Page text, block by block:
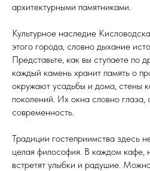
архитектурными памятниками.
Культурное наследие
этого города, словно дыхание
Представьте, как вы ступаете по
каждый камень хранит память о
окружают усадьбы и дома, стены
поколений. Их окна словно глаза,
современность.
Традиции гостеприимства здесь
целая философия. В каждом кафе,
встретят улыбки и радушие.